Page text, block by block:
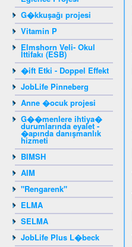
G�kkuşağı projesi
Vitamin P
Elmshorn Veli- Okul
İttifakı (ESB)
�ift Etki - Doppel Effekt
JobLife Pinneberg
Anne �ocuk projesi
G��menlere ihtiya�
durumlarında eyalet -
�apında danışmanlık
hizmeti
BIMSH
AIM
"Rengarenk"
ELMA
SELMA
JobLife Plus L�beck